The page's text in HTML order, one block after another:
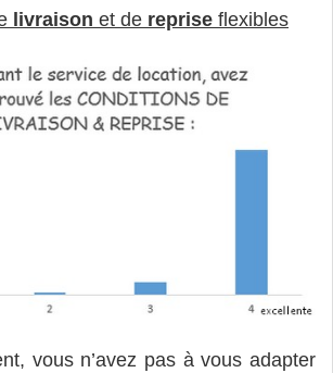
livraison et de reprise flexibles
vous n’avez pas à vous adapter